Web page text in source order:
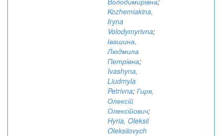
Kozhemiakina,
Iryna
Volodymyrivna;
Івашина,
Людмила
Петрівна;
Ivashyna,
Liudmyla
Petrivna; Гиря,
Олексій
Олексійович;
Hyria, Oleksii
Oleksiiovych